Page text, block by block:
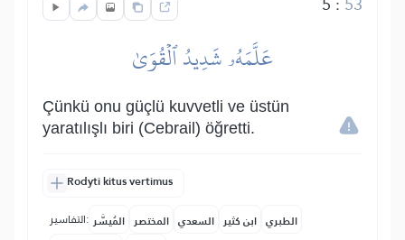
عَلَّمَهُۥ شَدِيدُ ٱلۡقُوَىٰ
Çünkü onu güçlü kuvvetli ve üstün
yaratılışlı biri (Cebrail) öğretti.
Rodyti kitus vertimus
التفاسير: المُيسَّر المختصر السعدي ابن كثير الطبري